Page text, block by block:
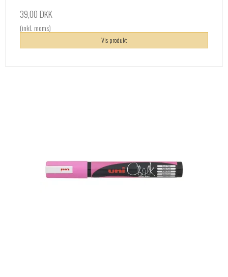
39,00 DKK
(inkl. moms)
Vis produkt